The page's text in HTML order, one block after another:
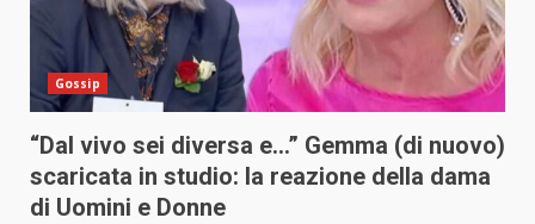
Gossip
“Dal vivo sei diversa e…” Gemma (di nuovo)
scaricata in studio: la reazione della dama
di Uomini e Donne